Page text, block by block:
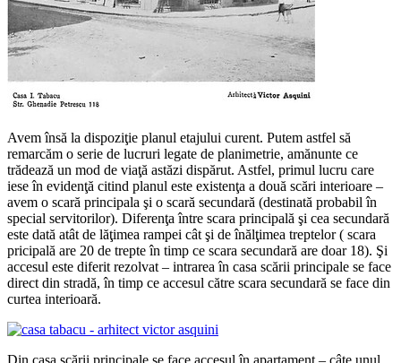
Avem însă la dispoziţie planul etajului curent. Putem astfel să
remarcăm o serie de lucruri legate de planimetrie, amănunte ce
trădează un mod de viaţă astăzi dispărut. Astfel, primul lucru care
iese în evidenţă citind planul este existenţa a două scări interioare –
avem o scară principala şi o scară secundară (destinată probabil în
special servitorilor). Diferenţa între scara principală şi cea secundară
este dată atât de lăţimea rampei cât şi de înălţimea treptelor ( scara
pricipală are 20 de trepte în timp ce scara secundară are doar 18). Şi
accesul este diferit rezolvat – intrarea în casa scării principale se face
direct din stradă, în timp ce accesul către scara secundară se face din
curtea interioară.
Din casa scării principale se face accesul în apartament – câte unul